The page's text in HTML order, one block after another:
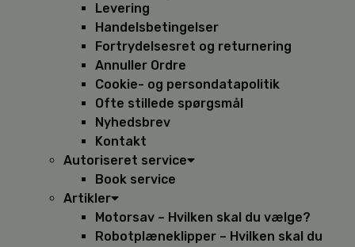
Levering
Handelsbetingelser
Fortrydelsesret og returnering
Annuller Ordre
Cookie- og persondatapolitik
Ofte stillede spørgsmål
Nyhedsbrev
Kontakt
Autoriseret service
Book service
Artikler
Motorsav – Hvilken skal du vælge?
Robotplæneklipper – Hvilken skal du